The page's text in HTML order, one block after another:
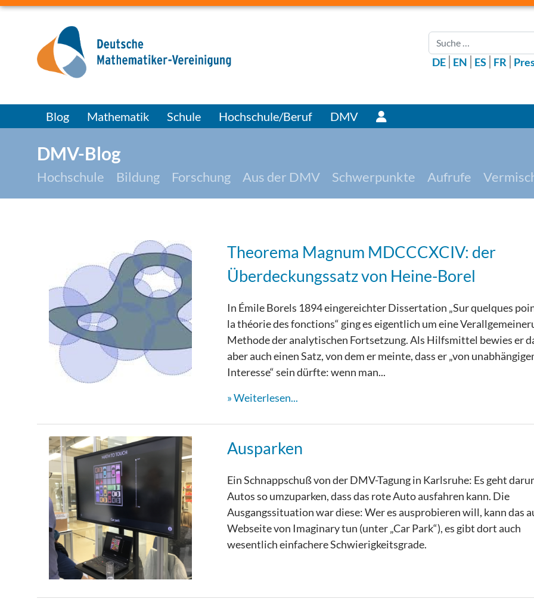
Suchen
DE EN ES FR
Blog Mathematik Schule Hochschule/Beruf DMV
DMV-Blog
Hochschule Bildung Forschung Aus der DMV Schwerpunkte Aufrufe
Theorema Magnum MDCCCXCIV: der
Überdeckungssatz von Heine-Borel
In Émile Borels 1894 eingereichter Dissertation „Sur quelques
la théorie des fonctions“ ging es eigentlich um eine
Methode der analytischen Fortsetzung. Als Hilfsmittel bewies er
aber auch einen Satz, von dem er meinte, dass er „von
Interesse“ sein dürfte: wenn man...
Weiterlesen...
Ausparken
Ein Schnappschuß von der DMV-Tagung in Karlsruhe: Es geht
Autos so umzuparken, dass das rote Auto ausfahren kann. Die
Ausgangssituation war diese: Wer es ausprobieren will, kann das
Webseite von Imaginary tun (unter „Car Park“), es gibt dort auch
wesentlich einfachere Schwierigkeitsgrade.